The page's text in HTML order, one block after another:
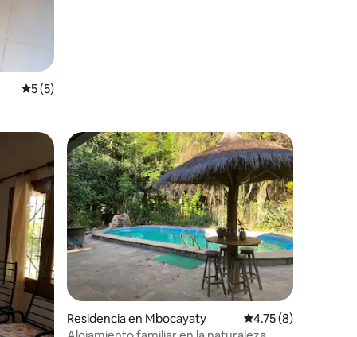
Calificación promedio: 5 de 5; 5 evaluaciones
5 (5)
Residencia en Mbocayaty Calificación
4.75 (8)